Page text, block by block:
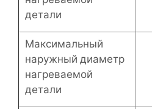
детали
Максимальный
наружный диаметр
нагреваемой
детали